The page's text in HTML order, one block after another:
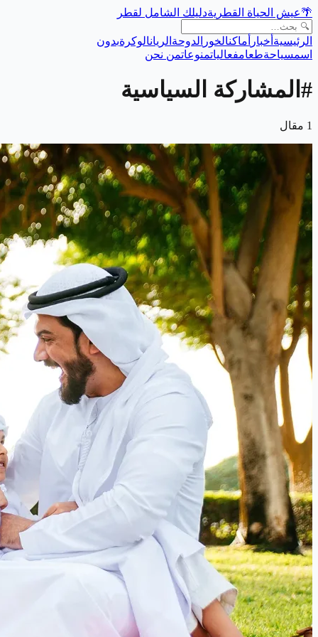
🌴عيش الحياة القطريةدليلك الشامل لقطر
الرئيسية أخبار أماكنالخور الدوحة الريانالوكرةبدون
اسمسياحةطعامفعالياتمنوعاتمن نحن
# المشاركة السياسية
1 مقال